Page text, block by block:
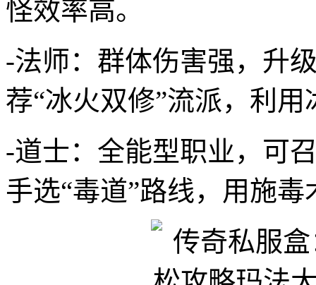
怪效率高。
-法师：群体伤害强，升
荐“冰火双修”流派，利
-道士：全能型职业，可
手选“毒道”路线，用施